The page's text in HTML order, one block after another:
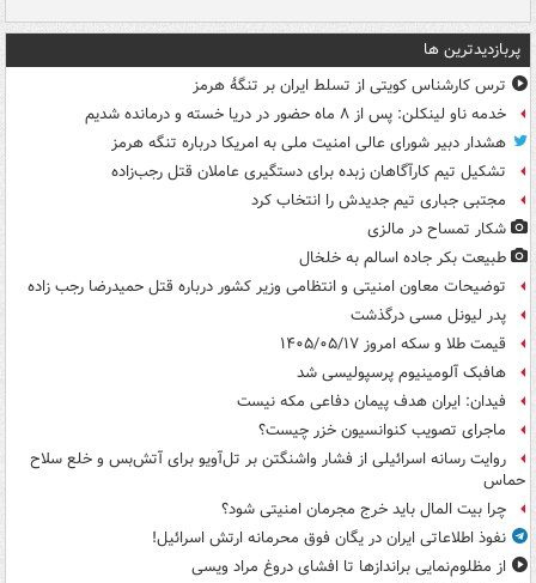
پربازدیدترین ها
ترس کارشناس کویتی از تسلط ایران بر تنگۀ هرمز
خدمه ناو لینکلن: پس از ۸ ماه حضور در دریا خسته و درمانده‌ شدیم
هشدار دبیر شورای عالی امنیت ملی به امریکا درباره تنگه هرمز
تشکیل تیم کارآگاهان زبده برای دستگیری عاملان قتل رجب‌زاده
مجتبی جباری تیم جدیدش را انتخاب کرد
شکار تمساح در مالزی
طبیعت بکر جاده اسالم به خلخال
توضیحات معاون امنیتی و انتظامی وزیر کشور درباره قتل حمیدرضا رجب زاده
پدر لیونل مسی درگذشت
قیمت طلا و سکه امروز ۱۴۰۵/۰۵/۱۷
هافبک آلومینیوم پرسپولیسی شد
فیدان: ایران هدف پیمان دفاعی مکه نیست
ماجرای تصویب کنوانسیون خزر چیست؟
روایت رسانه اسرائیلی از فشار واشنگتن بر تل‌آویو برای آتش‌بس و خلع سلاح
حماس
چرا بیت المال باید خرج مجرمان امنیتی شود؟
نفوذ اطلاعاتی ایران در یگان فوق محرمانه ارتش اسرائیل!
از مظلوم‌نمایی براندازها تا افشای دروغ مراد ویسی